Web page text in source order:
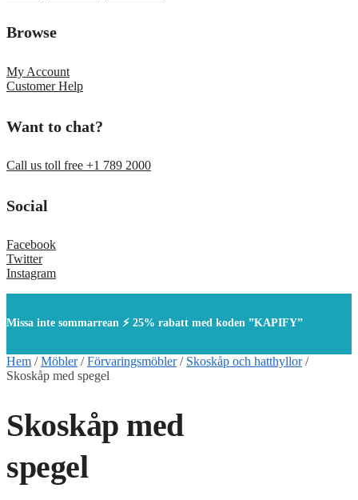
Browse
My Account
Customer Help
Want to chat?
Call us toll free +1 789 2000
Social
Facebook
Twitter
Instagram
Missa inte sommarrean ⚡ 25% rabatt med koden ”KAPIFY”
Hem /Möbler/Förvaringsmöbler/ Skoskåp och hatthyllor/
Skoskåp med spegel
Skoskåp med
spegel